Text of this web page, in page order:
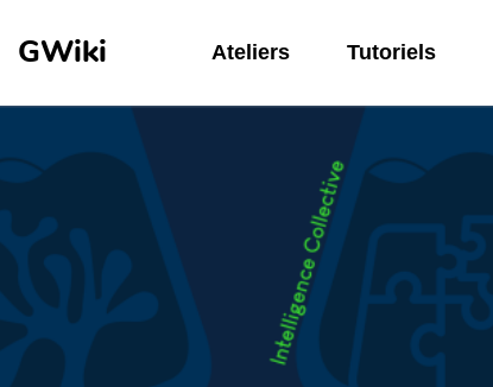
GWiki Ateliers Tutoriels